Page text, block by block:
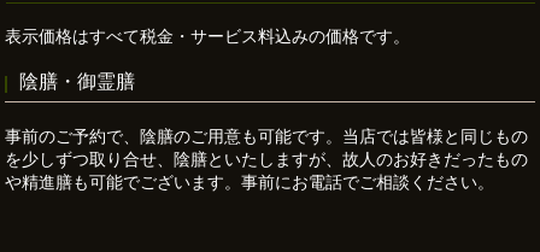
表示価格はすべて税金・サービス料込みの価格です。
陰膳・御霊膳
事前のご予約で、陰膳のご用意も可能です。当店では皆様と同じもの
を少しずつ取り合せ、陰膳といたしますが、故人のお好きだったもの
や精進膳も可能でございます。事前にお電話でご相談ください。